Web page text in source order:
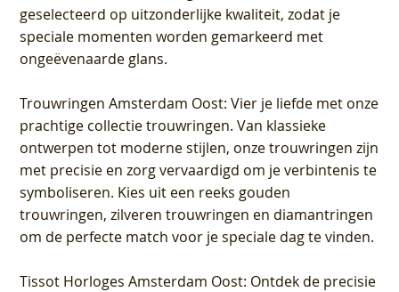
geselecteerd op uitzonderlijke kwaliteit, zodat je
speciale momenten worden gemarkeerd met
ongeëvenaarde glans.
Trouwringen Amsterdam Oost: Vier je liefde met onze
prachtige collectie trouwringen. Van klassieke
ontwerpen tot moderne stijlen, onze trouwringen zijn
met precisie en zorg vervaardigd om je verbintenis te
symboliseren. Kies uit een reeks gouden
trouwringen, zilveren trouwringen en diamantringen
om de perfecte match voor je speciale dag te vinden.
Tissot Horloges Amsterdam Oost: Ontdek de precisie